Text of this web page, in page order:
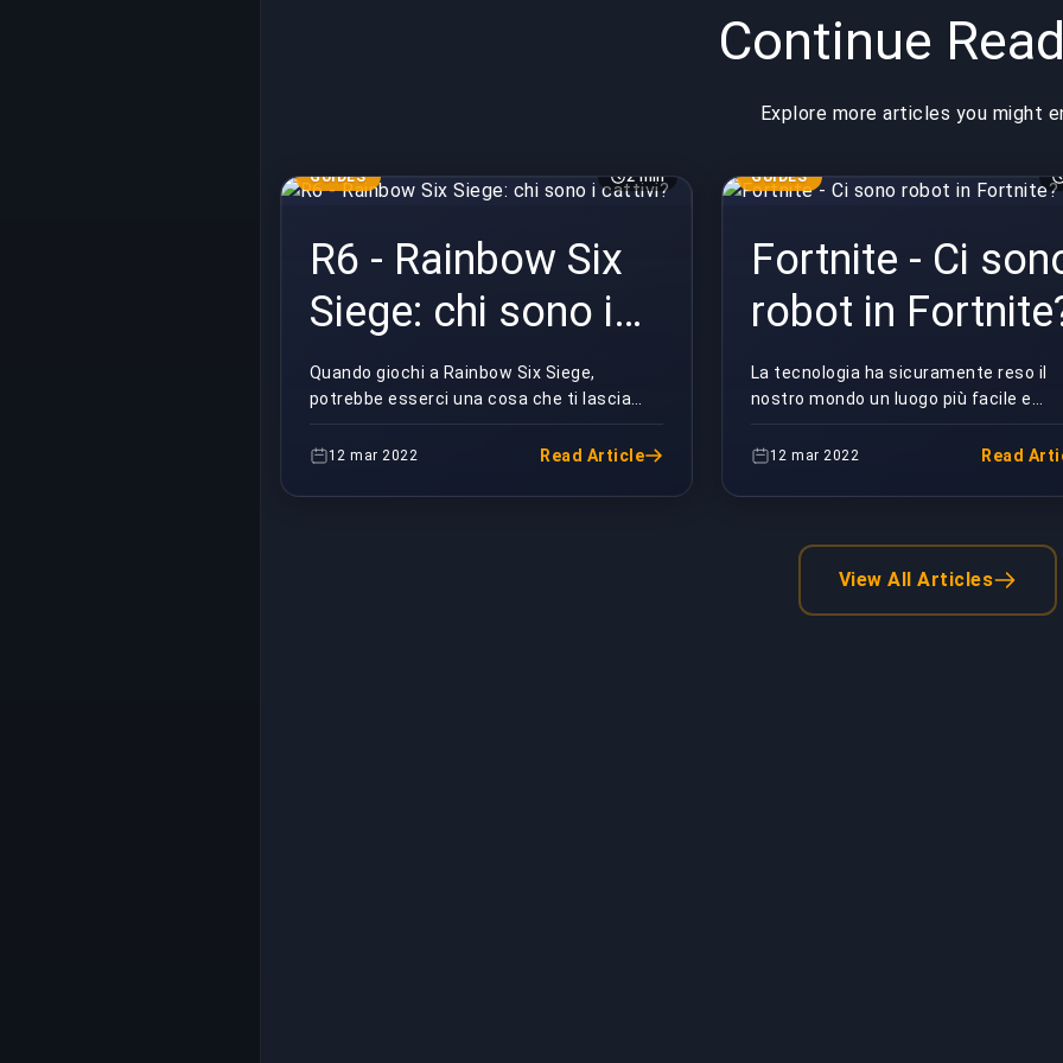
Continue
Explore more articles you might
GUIDES 2 min
R6 - Rainbow Six
Siege: chi sono i
cattivi?
Quando giochi a Rainbow Six Siege,
potrebbe esserci una cosa che ti lascia
indovinare ogni volta che giochi: chi
dovrebbero essere i cattivi? A prima ...
12 mar 2022 Read Article
GUIDES
Fortnite - Ci
robot in
La tecnologia ha sicuramente reso il
nostro mondo un luogo più facile e
divertente in cui vivere. Possiamo
vedere quanto ha influenzato il
12 mar 2022 Read
View All Articles